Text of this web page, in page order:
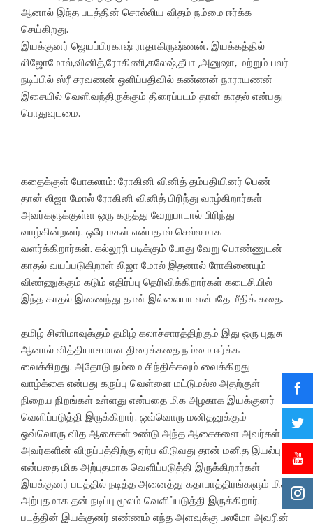
ஆனால் இந்த படத்தின் சொல்லிய விதம் நம்மை ஈர்க்க
செய்கிறது.
இயக்குனர் ஜெயப்பிரகாஷ் ராதாகிருஷ்ணன். இயக்கத்தில்
லிஜோமோல்,வினித்,ரோகிணி,கலேஷ்,தீபா ,அனுஷா, மற்றும் பலர்
நடிப்பில் ஸ்ரீ சரவணன் ஒளிப்பதிவில் கண்ணன் நாராயணன்
இசையில் வெளிவந்திருக்கும் திரைப்படம் தான் காதல் என்பது
பொதுவுடமை.
கதைக்குள் போகலாம்: ரோகினி வினித் தம்பதியினர் பெண்
தான் லிஜா மோல் ரோகினி வினித் பிரிந்து வாழ்கிறார்கள்
அவர்களுக்குள்ள ஒரு கருத்து வேறுபாடால் பிரிந்து
வாழ்கின்றனர். ஒரே மகள் என்பதால் செல்லமாக
வளர்க்கிறார்கள். கல்லூரி படிக்கும் போது வேறு பொண்ணுடன்
காதல் வயப்படுகிறாள் லிஜா மோல் இதனால் ரோகினையும்
விண்ணுக்கும் கடும் எதிர்ப்பு தெரிவிக்கிறார்கள் கடைசியில்
இந்த காதல் இணைந்து தான் இல்லையா என்பதே மீதிக் கதை.
தமிழ் சினிமாவுக்கும் தமிழ் கலாச்சாரத்திற்கும் இது ஒரு புதுசு
ஆனால் வித்தியாசமான திரைக்கதை நம்மை ஈர்க்க
வைக்கிறது. அதோடு நம்மை சிந்திக்கவும் வைக்கிறது
வாழ்க்கை என்பது கருப்பு வெள்ளை மட்டுமல்ல அதற்குள்
நிறைய நிறங்கள் உள்ளது என்பதை மிக அழகாக இயக்குனர்
வெளிப்படுத்தி இருக்கிறார். ஒவ்வொரு மனிதனுக்கும்
ஒவ்வொரு வித ஆசைகள் உண்டு அந்த ஆசைகளை அவர்கள்
அவர்களின் விருப்பத்திற்கு ஏற்ப விடுவது தான் மனித இயல்பு
என்பதை மிக அற்புதமாக வெளிப்படுத்தி இருக்கிறார்கள்
இயக்குனர் படத்தில் நடித்த அனைத்து கதாபாத்திரங்களும் மிக
அற்புதமாக தன் நடிப்பு மூலம் வெளிப்படுத்தி இருக்கிறார்.
படத்தின் இயக்குனர் எண்ணம் எந்த அளவுக்கு பலமோ அவரின்